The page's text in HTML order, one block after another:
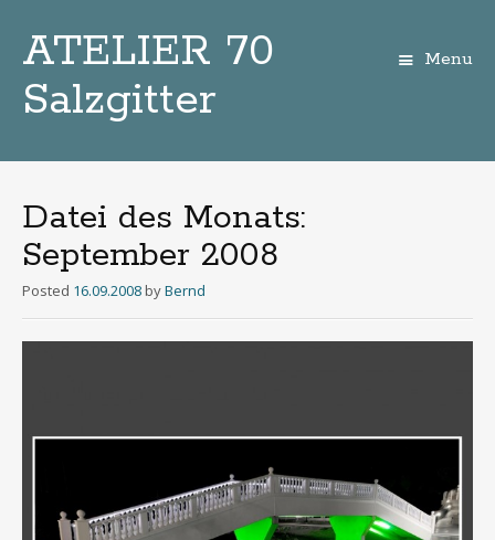
ATELIER 70
Salzgitter
Menu
Datei des Monats:
September 2008
Posted 16.09.2008 byBernd